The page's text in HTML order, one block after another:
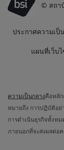
© สถา
ประกาศความเป็
แผนที่เว็บ
ความเป็นกลางคือหลั
หมายถึง การปฏิบัติอย่
การดำเนินธุรกิจทั้งห
ภายนอกที่จะส่งผลต่อ